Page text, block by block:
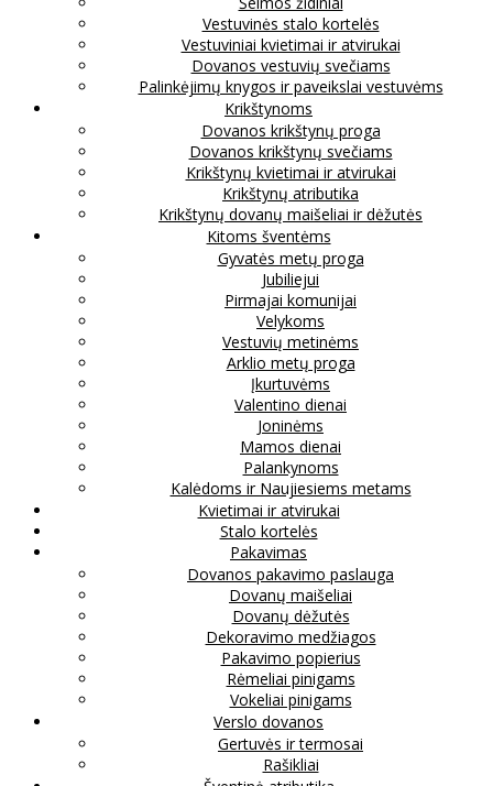
Vestuvinės stalo kortelės
Vestuviniai kvietimai ir atvirukai
Dovanos vestuvių svečiams
Palinkėjimų knygos ir paveikslai vestuvėms
Krikštynoms
Dovanos krikštynų proga
Dovanos krikštynų svečiams
Krikštynų kvietimai ir atvirukai
Krikštynų atributika
Krikštynų dovanų maišeliai ir dėžutės
Kitoms šventėms
Gyvatės metų proga
Jubiliejui
Pirmajai komunijai
Velykoms
Vestuvių metinėms
Arklio metų proga
Įkurtuvėms
Valentino dienai
Joninėms
Mamos dienai
Palankynoms
Kalėdoms ir Naujiesiems metams
Kvietimai ir atvirukai
Stalo kortelės
Pakavimas
Dovanos pakavimo paslauga
Dovanų maišeliai
Dovanų dėžutės
Dekoravimo medžiagos
Pakavimo popierius
Rėmeliai pinigams
Vokeliai pinigams
Verslo dovanos
Gertuvės ir termosai
Rašikliai